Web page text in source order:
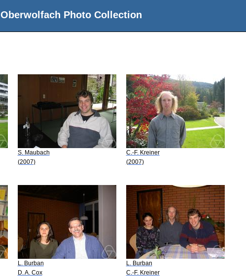
Oberwolfach Photo Collection
S. Maubach
(2007)
C.-F. Kreiner
(2007)
L. Burban
D. A. Cox
L. Burban
C.-F. Kreiner